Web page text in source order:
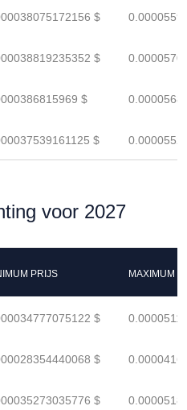
$
$
$
$
voor 2027
PRIJS MAXIMUM
$
$
$